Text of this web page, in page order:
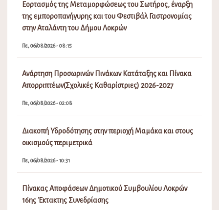
Εορτασμός της Μεταμορφώσεως του Σωτήρος, έναρξη
της εμποροπανήγυρης και του Φεστιβάλ Γαστρονομίας
στην Αταλάντη του Δήμου Λοκρών
Πε, 06/08/2026 - 08:15
Ανάρτηση Προσωρινών Πινάκων Κατάταξης και Πίνακα
Απορριπτέων(Σχολικές Καθαρίστριες) 2026-2027
Πε, 06/08/2026 - 02:08
Διακοπή Υδροδότησης στην περιοχή Μαμάκα και στους
οικισμούς περιμετρικά
Πε, 06/08/2026 - 10:31
Πίνακας Αποφάσεων Δημοτικού Συμβουλίου Λοκρών
16ης Έκτακτης Συνεδρίασης